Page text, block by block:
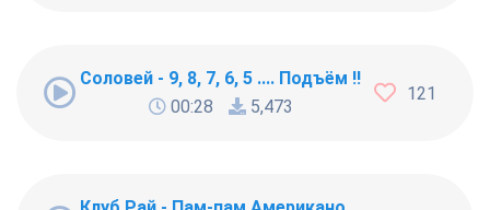
Соловей - 9, 8, 7, 6, 5 .... Подъём !!!
00:28
5,473
121